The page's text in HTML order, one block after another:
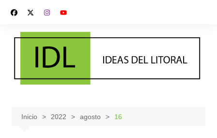
contenido
Inicio 2022 agosto 16